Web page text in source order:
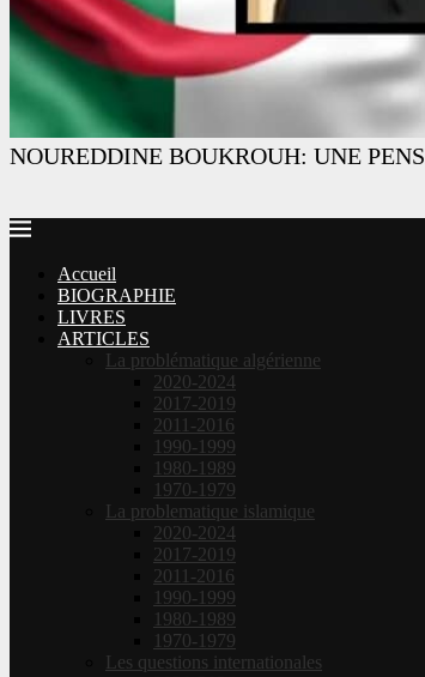
NOUREDDINE BOUKROUH: UNE
Accueil
BIOGRAPHIE
LIVRES
ARTICLES
La problématique algérienne
2020-2024
2017-2019
2011-2016
1990-1999
1980-1989
1970-1979
La problematique islamique
2020-2024
2017-2019
2011-2016
1990-1999
1980-1989
1970-1979
Les questions internationales